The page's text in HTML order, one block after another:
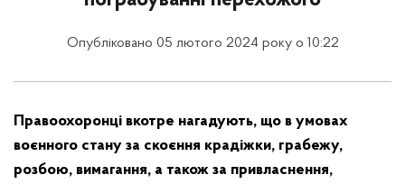
Опубліковано 05 лютого 2024 року о 10:22
Правоохоронці вкотре нагадують, що в умовах
воєнного стану за скоєння крадіжки, грабежу,
розбою, вимагання, а також за привласнення,